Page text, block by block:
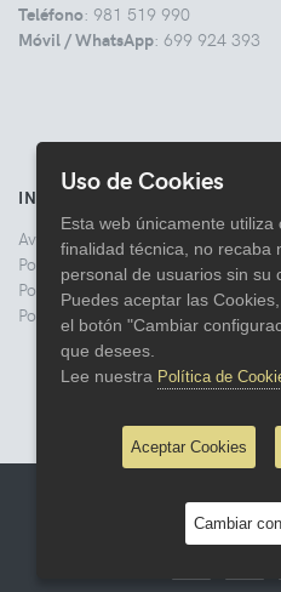
Teléfono: 981 519 990
Móvil / WhatsApp: 699 924 393
INFORMACIÓN
Aviso legal
Politica de Privacidad
Política de Cookies
Política de Devoluciones
© 2026
Uso de Cookies
Esta web únicamente utiliza
finalidad técnica, no recaba
personal de usuarios sin su
Puedes aceptar las
el botón "Cambiar
que desees.
Lee nuestra Política de
Aceptar Cookies
Cambiar